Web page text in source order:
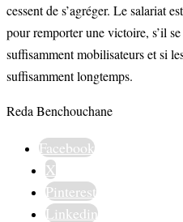
cessent de s’agréger. Le salariat
pour remporter une victoire, s’il
suffisamment mobilisateurs et si
suffisamment longtemps.
Reda Benchouchane
Facebook
X
Pinterest
Linkedin